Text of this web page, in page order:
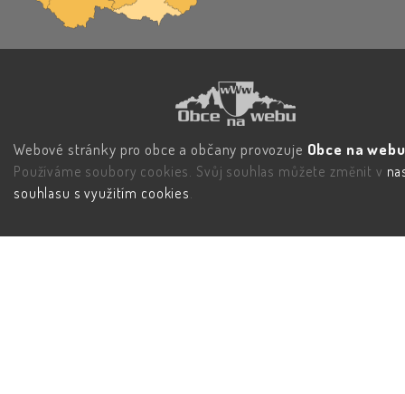
Webové stránky pro obce a občany provozuje Obce na
Používáme soubory cookies. Svůj souhlas můžete změnit v
souhlasu s využitím cookies